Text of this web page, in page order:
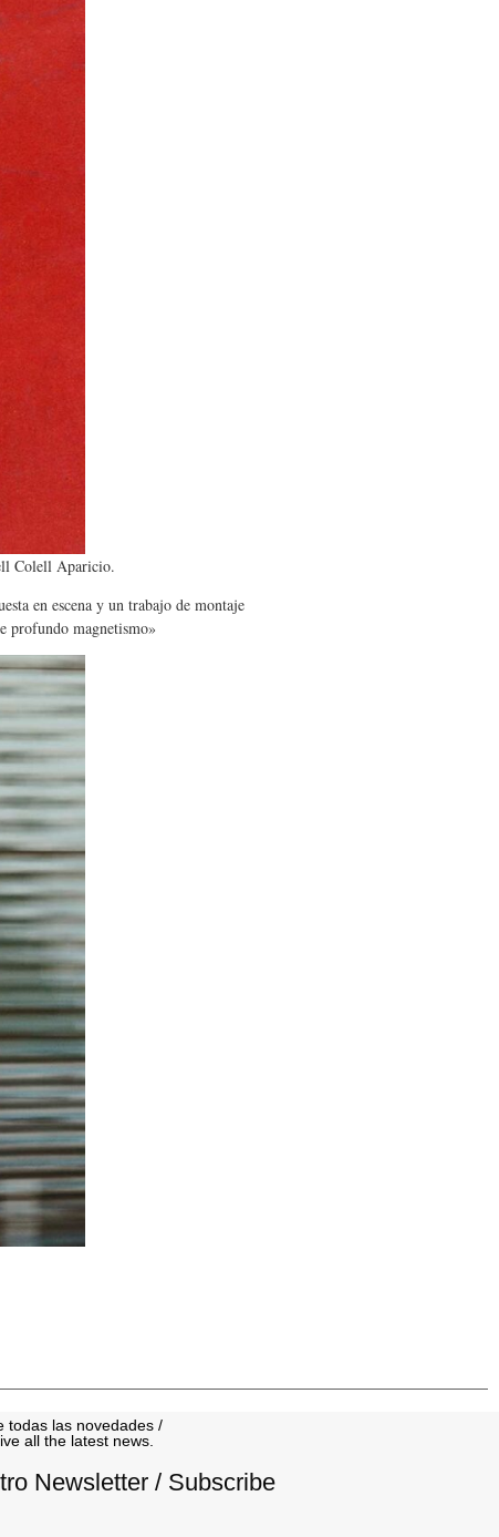
Colell Aparicio.
en escena y un trabajo de montaje
profundo magnetismo»
todas las novedades /
all the latest news.
Newsletter / Subscribe